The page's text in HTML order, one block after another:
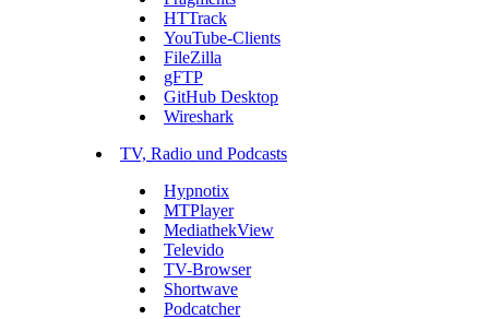
HTTrack
YouTube-Clients
FileZilla
gFTP
GitHub Desktop
Wireshark
TV, Radio und Podcasts
Hypnotix
MTPlayer
MediathekView
Televido
TV-Browser
Shortwave
Podcatcher